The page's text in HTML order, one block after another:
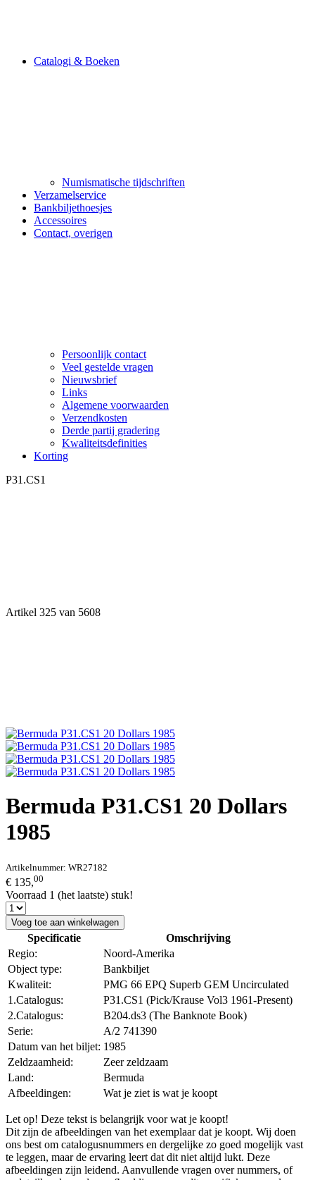
Catalogi & Boeken
Numismatische tijdschriften
Verzamelservice
Bankbiljethoesjes
Accessoires
Contact, overigen
Persoonlijk contact
Veel gestelde vragen
Nieuwsbrief
Links
Algemene voorwaarden
Verzendkosten
Derde partij gradering
Kwaliteitsdefinities
Korting
P31.CS1
Artikel 325 van 5608
Bermuda P31.CS1 20 Dollars
1985
Artikelnummer: WR27182
€ 135,00
Voorraad 1 (het laatste) stuk!
Voeg toe aan winkelwagen
Specificatie
Omschrijving
Regio:
Noord-Amerika
Object type:
Bankbiljet
Kwaliteit:
PMG 66 EPQ Superb GEM Uncirculated
1.Catalogus:
P31.CS1 (Pick/Krause Vol3 1961-Present)
2.Catalogus:
B204.ds3 (The Banknote Book)
Serie:
A/2 741390
Datum van het biljet: 1985
Zeldzaamheid:
Zeer zeldzaam
Land:
Bermuda
Afbeeldingen:
Wat je ziet is wat je koopt
Let op! Deze tekst is belangrijk voor wat je koopt!
Dit zijn de afbeeldingen van het exemplaar dat je koopt. Wij doen
ons best om catalogusnummers en dergelijke zo goed mogelijk vast
te leggen, maar de ervaring leert dat dit niet altijd lukt. Deze
afbeeldingen zijn leidend. Aanvullende vragen over nummers, of